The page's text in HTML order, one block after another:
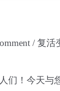
/ 复活
们！今天与